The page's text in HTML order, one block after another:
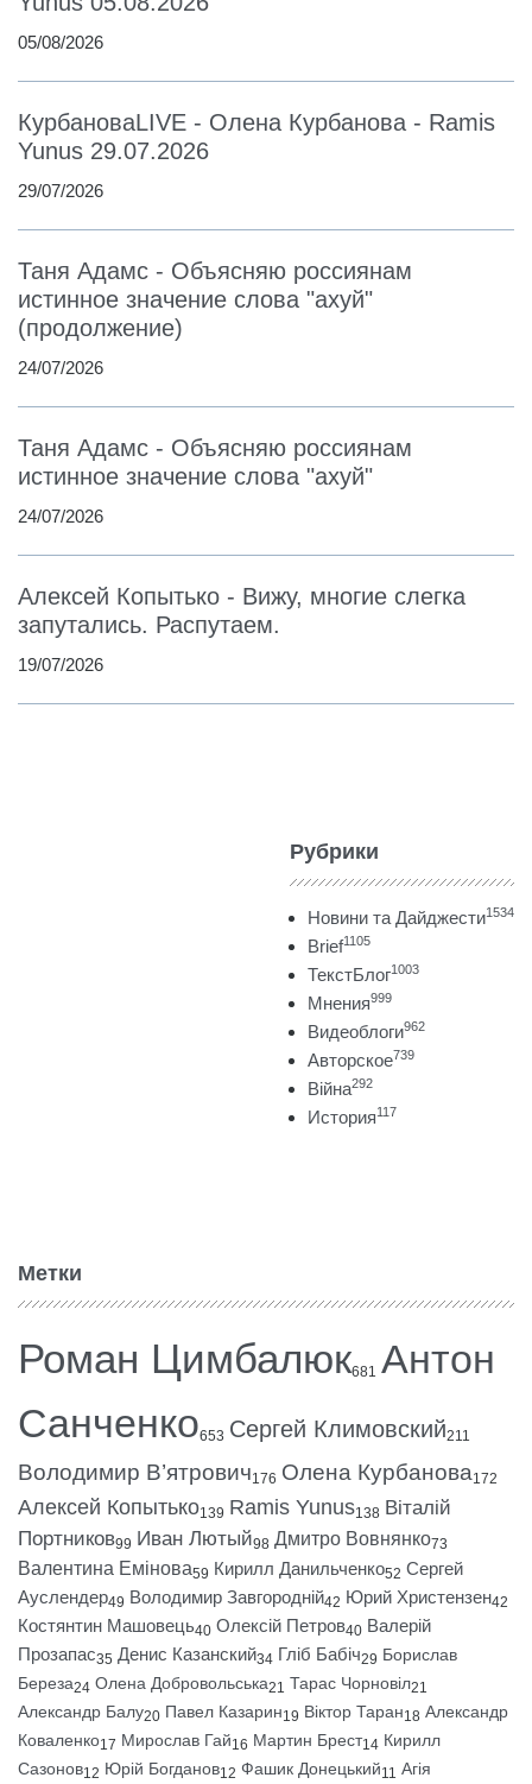
05/08/2026
КурбановаLIVE - Олена Курбанова - Ramis
Yunus 29.07.2026
29/07/2026
Таня Адамс - Объясняю россиянам
истинное значение слова "ахуй"
(продолжение)
24/07/2026
Таня Адамс - Объясняю россиянам
истинное значение слова "ахуй"
24/07/2026
Алексей Копытько - Вижу, многие слегка
запутались. Распутаем.
19/07/2026
Рубрики
Новини та Дайджести1534
Brief1105
ТекстБлог1003
Мнения999
Видеоблоги962
Авторское739
Війна292
История117
Метки
Роман Цимбалюк681 Антон
Санченко653 Сергей Климовский211
Володимир В’ятрович176 Олена Курбанова172
Алексей Копытько139 Ramis Yunus138 Віталій
Портников99 Иван Лютый98 Дмитро Вовнянко73
Валентина Емінова59 Кирилл Данильченко52 Сергей
Ауслендер49 Володимир Завгородній42 Юрий Христензен42
Костянтин Машовець40 Олексій Петров40 Валерій
Прозапас35 Денис Казанский34 Гліб Бабіч29 Борислав
Береза24 Олена Добровольська21 Тарас Чорновіл21
Александр Балу20 Павел Казарин19 Віктор Таран18 Александр
Коваленко17 Мирослав Гай16 Мартин Брест14 Кирилл
Сазонов12 Юрій Богданов12 Фашик Донецький11 Агія